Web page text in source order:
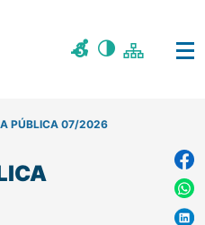
PÚBLICA 07/2026